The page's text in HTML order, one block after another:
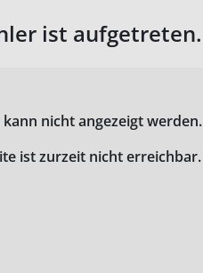
ist aufgetreten.
kann nicht angezeigt werden.
ist zurzeit nicht erreichbar.